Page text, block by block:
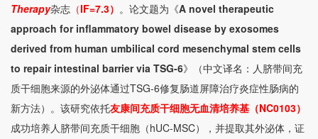
Therapy杂志 （IF=7.3） 。论文题为《A novel therapeutic
approach for inflammatory bowel disease by exosomes
derived from human umbilical cord mesenchymal stem cells
to repair intestinal barrier via TSG-6》（中文译名：人脐带间充
质干细胞来源的外泌体通过TSG-6修复肠道屏障治疗炎症性肠病的
新方法）。该研究依托友康间充质干细胞无血清培养基（NC0103）
成功培养人脐带间充质干细胞（hUC-MSC），并提取其外泌体，证